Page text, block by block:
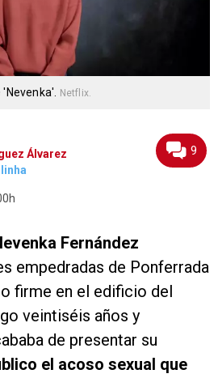
Netflix.
Álvarez
9
Fernández
empedradas de Ponferrada
firme en el edificio del
veintiséis años y
de presentar su
el acoso sexual que